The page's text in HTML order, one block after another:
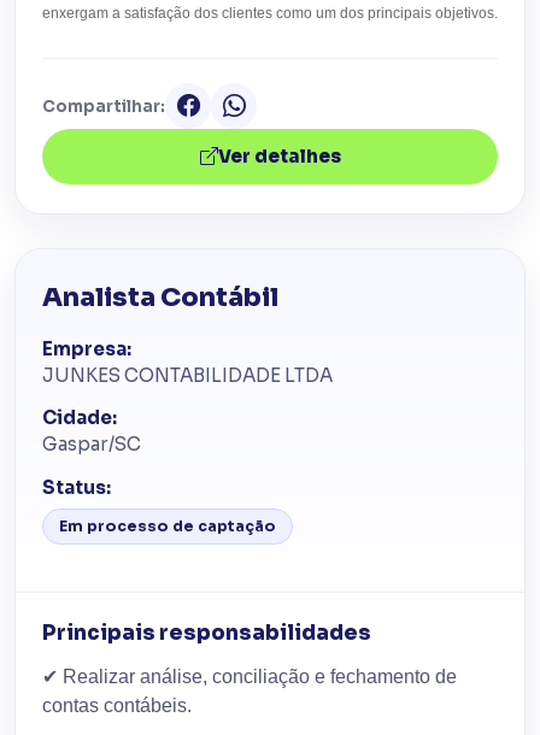
enxergam a satisfação dos clientes como um dos principais objetivos.
Compartilhar:
Ver detalhes
Analista Contábil
Empresa:
JUNKES CONTABILIDADE LTDA
Cidade:
Gaspar/SC
Status:
Em processo de captação
Principais responsabilidades
✔ Realizar análise, conciliação e fechamento de
contas contábeis.